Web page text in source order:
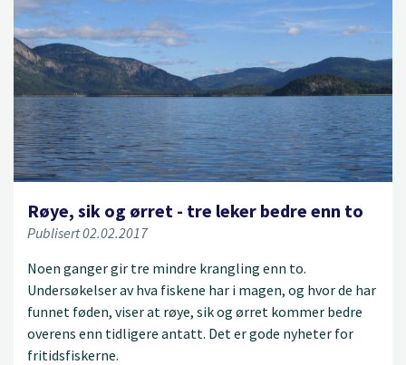
Røye, sik og ørret - tre leker bedre enn to
Publisert 02.02.2017
Noen ganger gir tre mindre krangling enn to.
Undersøkelser av hva fiskene har i magen, og hvor de har
funnet føden, viser at røye, sik og ørret kommer bedre
overens enn tidligere antatt. Det er gode nyheter for
fritidsfiskerne.